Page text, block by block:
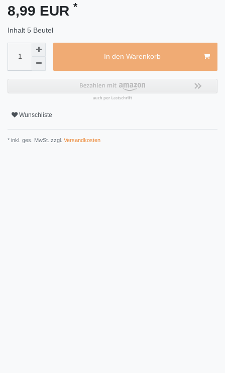
8,99 EUR *
Inhalt 5 Beutel
In den Warenkorb
Wunschliste
* inkl. ges. MwSt. zzgl. Versandkosten